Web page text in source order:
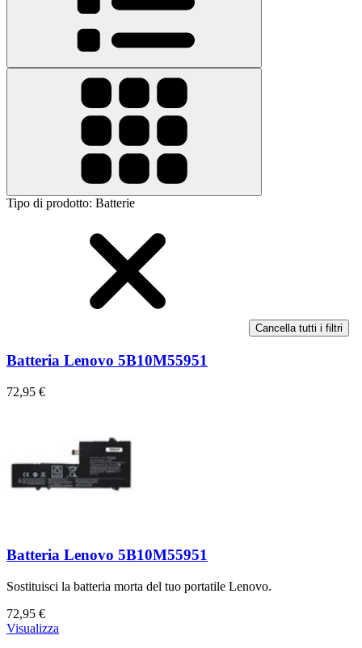
Tipo di prodotto: Batterie
Cancella tutti i filtri
Batteria Lenovo 5B10M55951
72,95 €
Batteria Lenovo 5B10M55951
Sostituisci la batteria morta del tuo portatile Lenovo.
72,95 €
Visualizza